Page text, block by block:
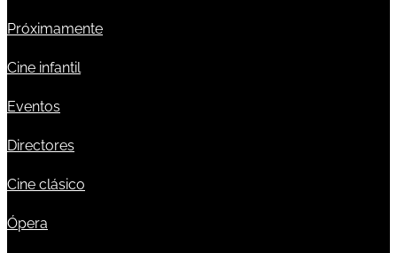
Próximamente
Cine infantil
Eventos
Directores
Cine clásico
Ópera